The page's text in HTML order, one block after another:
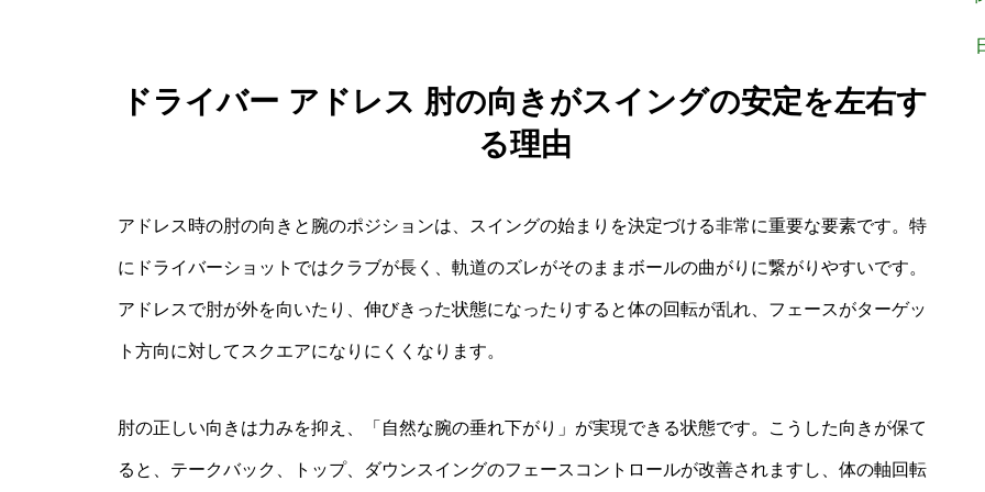
ドライバー アドレス 肘の向きがスイングの安定を左右す
る理由
アドレス時の肘の向きと腕のポジションは、スイングの始まりを決定づける非常に重要な要素です。特
にドライバーショットではクラブが長く、軌道のズレがそのままボールの曲がりに繋がりやすいです。
アドレスで肘が外を向いたり、伸びきった状態になったりすると体の回転が乱れ、フェースがターゲッ
ト方向に対してスクエアになりにくくなります。
肘の正しい向きは力みを抑え、「自然な腕の垂れ下がり」が実現できる状態です。こうした向きが保て
ると、テークバック、トップ、ダウンスイングのフェースコントロールが改善されますし、体の軸回転